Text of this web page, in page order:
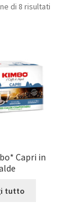
di 8 risultati
Capri in
tutto